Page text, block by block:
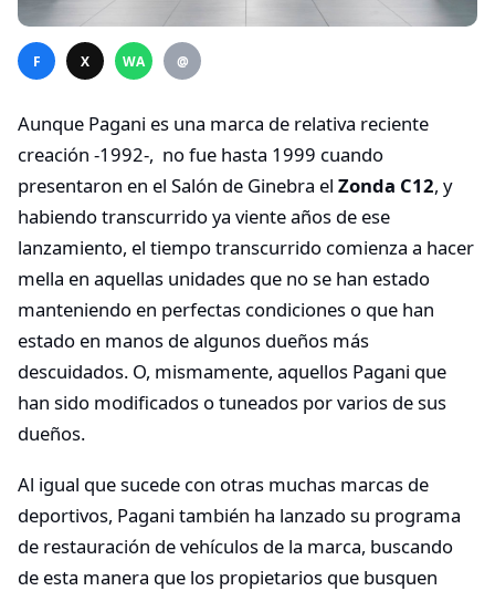
F X WA @
Aunque Pagani es una marca de relativa reciente
creación -1992-, no fue hasta 1999 cuando
presentaron en el Salón de Ginebra el Zonda C12, y
habiendo transcurrido ya viente años de ese
lanzamiento, el tiempo transcurrido comienza a hacer
mella en aquellas unidades que no se han estado
manteniendo en perfectas condiciones o que han
estado en manos de algunos dueños más
descuidados. O, mismamente, aquellos Pagani que
han sido modificados o tuneados por varios de sus
dueños.
Al igual que sucede con otras muchas marcas de
deportivos, Pagani también ha lanzado su programa
de restauración de vehículos de la marca, buscando
de esta manera que los propietarios que busquen